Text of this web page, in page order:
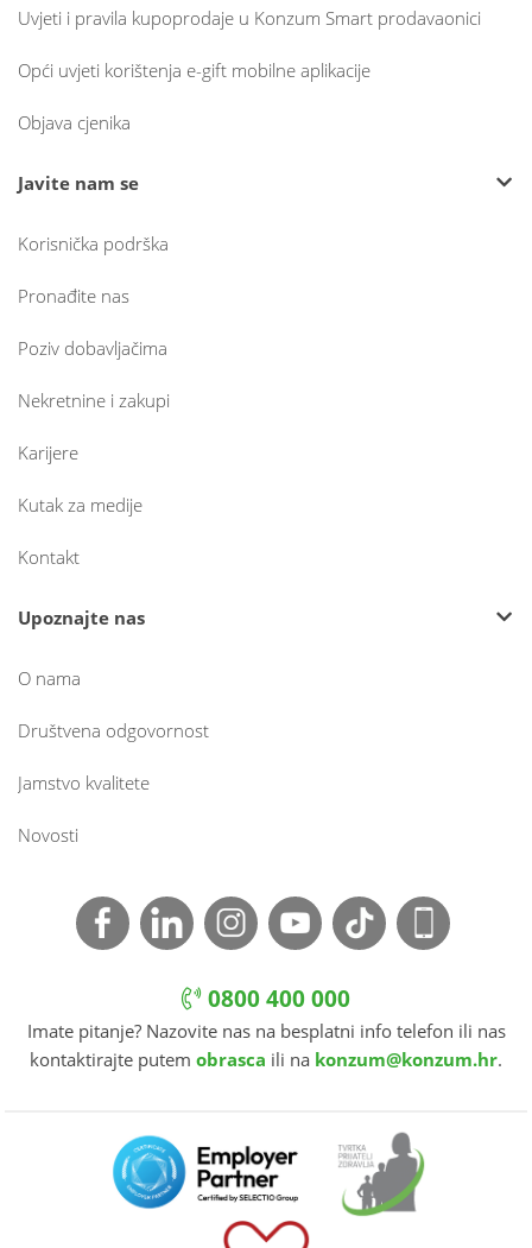
Uvjeti i pravila kupoprodaje u Konzum Smart prodavaonici
Opći uvjeti korištenja e-gift mobilne aplikacije
Objava cjenika
Javite nam se
Korisnička podrška
Pronađite nas
Poziv dobavljačima
Nekretnine i zakupi
Karijere
Kutak za medije
Kontakt
Upoznajte nas
O nama
Društvena odgovornost
Jamstvo kvalitete
Novosti
0800 400 000
Imate pitanje? Nazovite nas na besplatni info telefon ili nas
kontaktirajte putem obrasca ili na konzum@konzum.hr.